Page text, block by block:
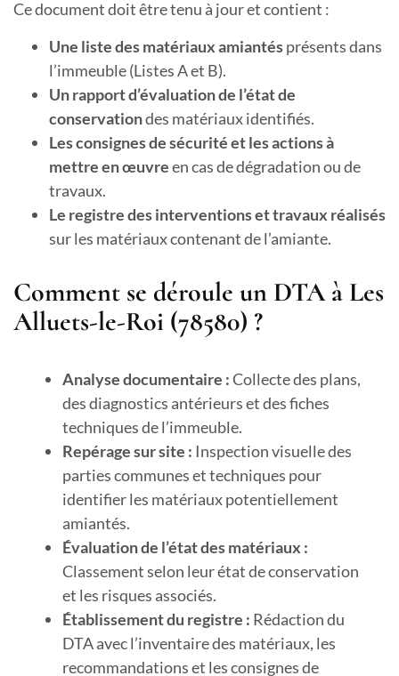
Ce document doit être tenu à jour et contient :
Une liste des matériaux amiantésprésents dans
l’immeuble (Listes A et B).
Un rapport d’évaluation de l’état de
conservationdes matériaux identifiés.
Les consignes de sécurité et les actions à
mettre en œuvreen cas de dégradation ou de
travaux.
Le registre des interventions et travaux réalisés
sur les matériaux contenant de l’amiante.
Comment se déroule un DTA à Les
Alluets-le-Roi (78580) ?
Analyse documentaire :Collecte des plans,
des diagnostics antérieurs et des fiches
techniques de l’immeuble.
Repérage sur site : Inspection visuelle des
parties communes et techniques pour
identifier les matériaux potentiellement
amiantés.
Évaluation de l’état des matériaux :
Classement selon leur état de conservation
et les risques associés.
Établissement du registre : Rédaction du
DTA avec l’inventaire des matériaux, les
recommandations et les consignes de